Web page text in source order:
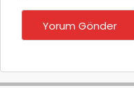
Yorum Gönder